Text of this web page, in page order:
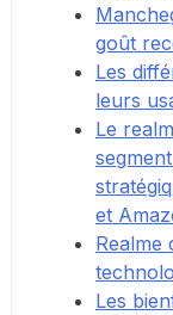
goût
Les
leurs
Le
et
Realme
Les